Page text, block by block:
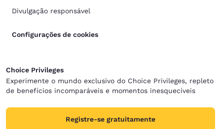
Divulgação responsável
Configurações de cookies
Choice Privileges
Experimente o mundo exclusivo do Choice Privileges, repleto
de benefícios incomparáveis e momentos inesquecíveis
Registre-se gratuitamente